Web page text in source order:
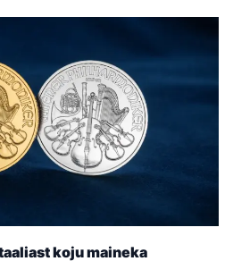
koju maineka